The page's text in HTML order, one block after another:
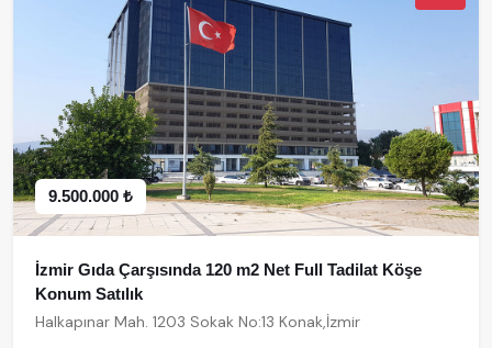
9.500.000 ₺
İzmir Gıda Çarşısında 120 m2 Net Full Tadilat Köşe
Konum Satılık
Halkapınar Mah. 1203 Sokak No:13 Konak,İzmir